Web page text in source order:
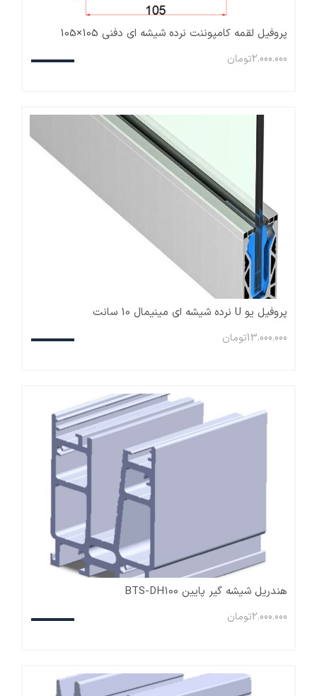
پروفیل لقمه کامپوننت نرده شیشه ای دفنی 105×105
2.000.000تومان
پروفیل یو U نرده شیشه ای مینیمال 10 سانت
13.000.000تومان
هندریل شیشه گیر پایین BTS-DH100
2.000.000تومان